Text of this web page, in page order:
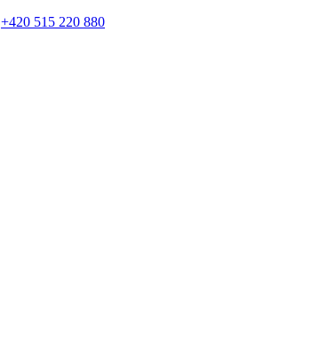
+420 515 220 880